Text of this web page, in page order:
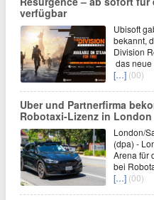
verfügbar
Ubisoft
bekannt,
Division
das neue
[…] (00)
Uber und Partnerfirma
Robotaxi-Lizenz in London
London/
(dpa) -
Arena für
bei
[…] (00)